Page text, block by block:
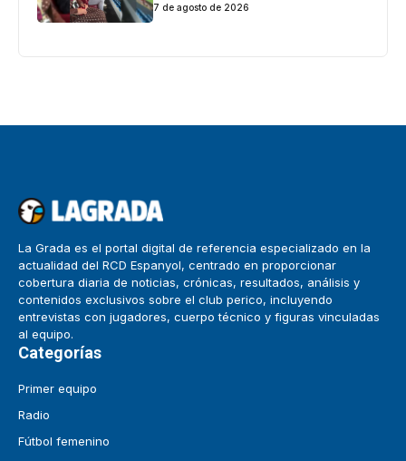
7 de agosto de 2026
La Grada es el portal digital de referencia especializado en la
actualidad del RCD Espanyol, centrado en proporcionar
cobertura diaria de noticias, crónicas, resultados, análisis y
contenidos exclusivos sobre el club perico, incluyendo
entrevistas con jugadores, cuerpo técnico y figuras vinculadas
al equipo.
Categorías
Primer equipo
Radio
Fútbol femenino